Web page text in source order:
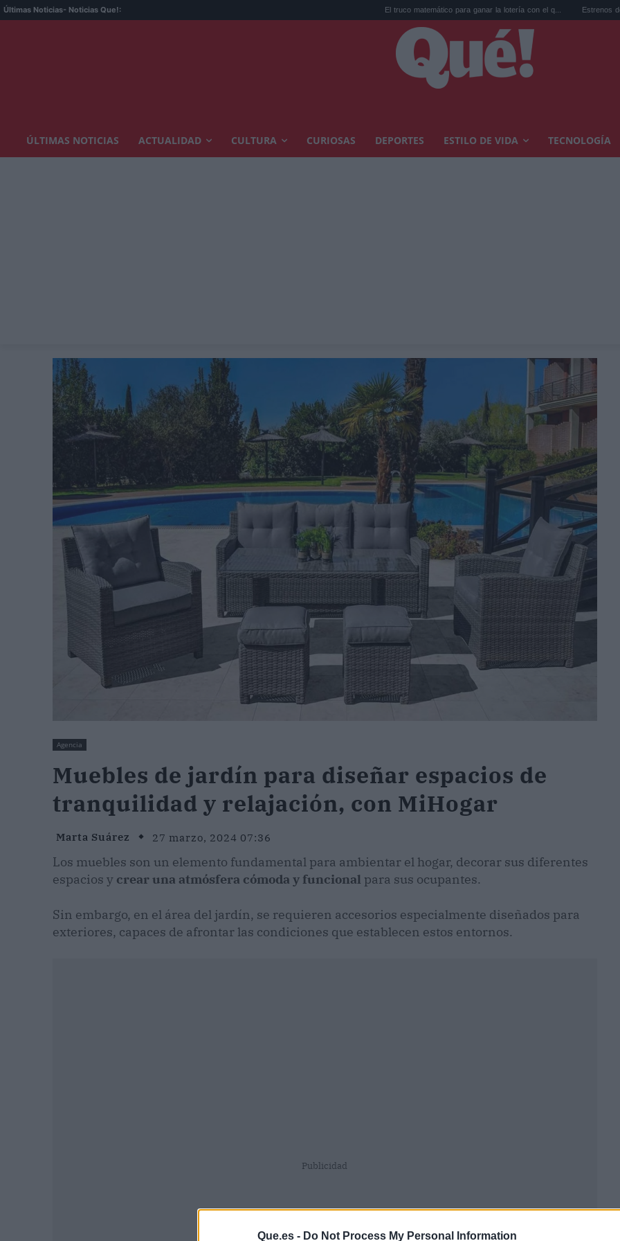
Que.es - Do Not Process My Personal Information
Últimas Noticias- Noticias Que!: El truco matemático para ganar la lotería con el q... Estrenos de agosto en
ÚLTIMAS NOTICIAS ACTUALIDAD CULTURA CURIOSAS DEPORTES ESTILO DE VIDA TECNOLOGÍA
Agencia
Muebles de jardín para diseñar espacios de
tranquilidad y relajación, con MiHogar
Marta Suárez 27 marzo, 2024 07:36
Los muebles son un elemento fundamental para ambientar el hogar, decorar sus diferentes
espacios y crear una atmósfera cómoda y funcional para sus ocupantes.
Sin embargo, en el área del jardín, se requieren accesorios especialmente diseñados para
exteriores, capaces de afrontar las condiciones que establecen estos entornos.
Publicidad